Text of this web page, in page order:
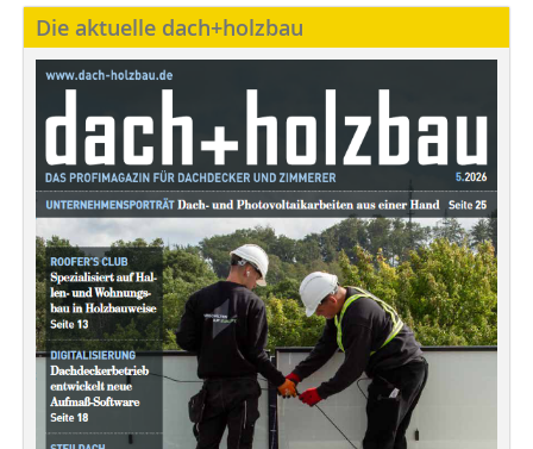
Die aktuelle dach+holzbau